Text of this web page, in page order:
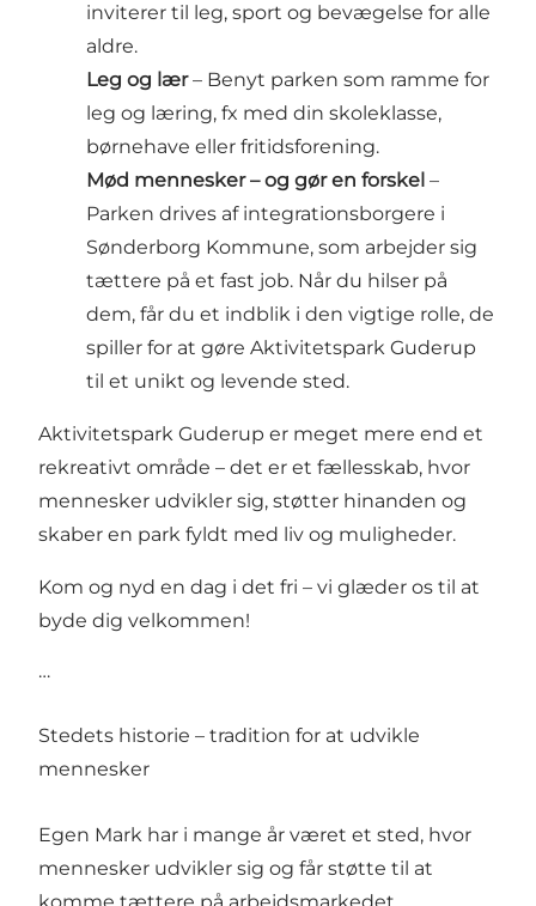
inviterer til leg, sport og bevægelse for alle
aldre.
Leg og lær– Benyt parken som ramme for
leg og læring, fx med din skoleklasse,
børnehave eller fritidsforening.
Mød mennesker – og gør en forskel –
Parken drives af integrationsborgere i
Sønderborg Kommune, som arbejder sig
tættere på et fast job. Når du hilser på
dem, får du et indblik i den vigtige rolle, de
spiller for at gøre Aktivitetspark Guderup
til et unikt og levende sted.
Aktivitetspark Guderup er meget mere end et
rekreativt område – det er et fællesskab, hvor
mennesker udvikler sig, støtter hinanden og
skaber en park fyldt med liv og muligheder.
Kom og nyd en dag i det fri – vi glæder os til at
byde dig velkommen!
…
Stedets historie – tradition for at udvikle
mennesker
Egen Mark har i mange år været et sted, hvor
mennesker udvikler sig og får støtte til at